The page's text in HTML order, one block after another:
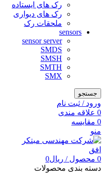
رک های ایستاده
رک های دیواری
ملحقات رک
sensors
sensor server
SMDS
SMSH
SMTH
SMX
جستجو
ورود / ثبت نام
0 علاقه مندی
0 مقایسه
منو
0 محصول / ریال0
دسته بندی محصولات